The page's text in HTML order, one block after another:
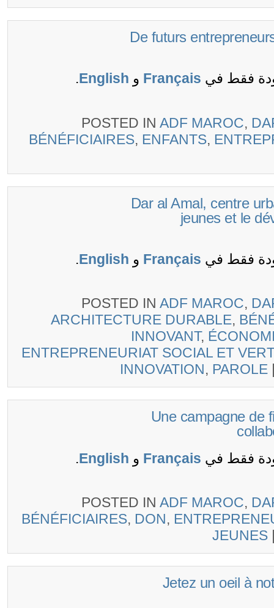
(Français) De futurs
فقط فيFrançaisو English
.
POSTED INADF MAROC ,
BÉNÉFICIAIRES ,ENFANTS ,
(Français) Dar al Amal,
jeunes et le
فقط فيFrançaisو English
.
POSTED INADF MAROC ,
ARCHITECTURE DURABLE ,
INNOVANT ,
ENTREPRENEURIAT SOCIAL ET
INNOVATION ,PAROLE
(Français) Une
فقط فيFrançaisو English
.
POSTED INADF MAROC ,
BÉNÉFICIAIRES ,DON ,
JEUNES
(Français) Jetez un